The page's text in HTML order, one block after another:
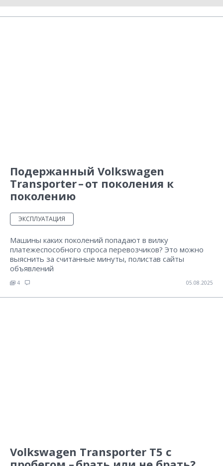
Подержанный Volkswagen
Transporter – от поколения к
поколению
ЭКСПЛУАТАЦИЯ
Машины каких поколений попадают в вилку
платежеспособного спроса перевозчиков? Это можно
выяснить за считанные минуты, полистав сайты
объявлений
4 05.08.2025
Volkswagen Transporter Т5 с